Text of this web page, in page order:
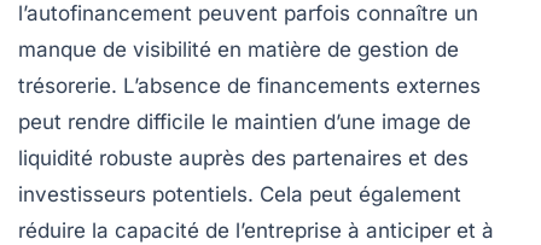
l’autofinancement peuvent parfois connaître un
manque de visibilité en matière de gestion de
trésorerie. L’absence de financements externes
peut rendre difficile le maintien d’une image de
liquidité robuste auprès des partenaires et des
investisseurs potentiels. Cela peut également
réduire la capacité de l’entreprise à anticiper et à